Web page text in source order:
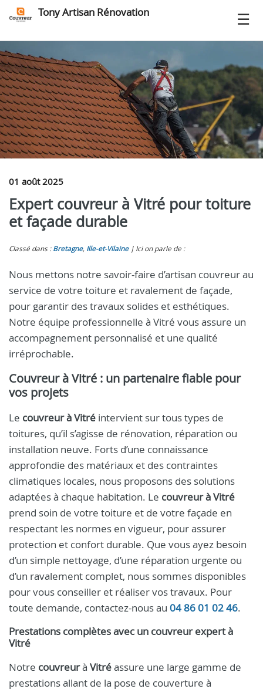
Tony Artisan Rénovation
01 août 2025
Expert couvreur à Vitré pour toiture
et façade durable
Classé dans : Bretagne, Ille-et-Vilaine Ici on parle de :
Nous mettons notre savoir-faire d’artisan couvreur au
service de votre toiture et ravalement de façade,
pour garantir des travaux solides et esthétiques.
Notre équipe professionnelle à Vitré vous assure un
accompagnement personnalisé et une qualité
irréprochable.
Couvreur à Vitré : un partenaire fiable pour
vos projets
Le couvreur à Vitré intervient sur tous types de
toitures, qu’il s’agisse de rénovation, réparation ou
installation neuve. Forts d’une connaissance
approfondie des matériaux et des contraintes
climatiques locales, nous proposons des solutions
adaptées à chaque habitation. Le couvreur à Vitré
prend soin de votre toiture et de votre façade en
respectant les normes en vigueur, pour assurer
protection et confort durable. Que vous ayez besoin
d’un simple nettoyage, d’une réparation urgente ou
d’un ravalement complet, nous sommes disponibles
pour vous conseiller et réaliser vos travaux. Pour
toute demande, contactez-nous au 04 86 01 02 46.
Prestations complètes avec un couvreurexpert à
Vitré
Notre couvreurà Vitréassure une large gamme de
prestations allant de la pose de couverture à